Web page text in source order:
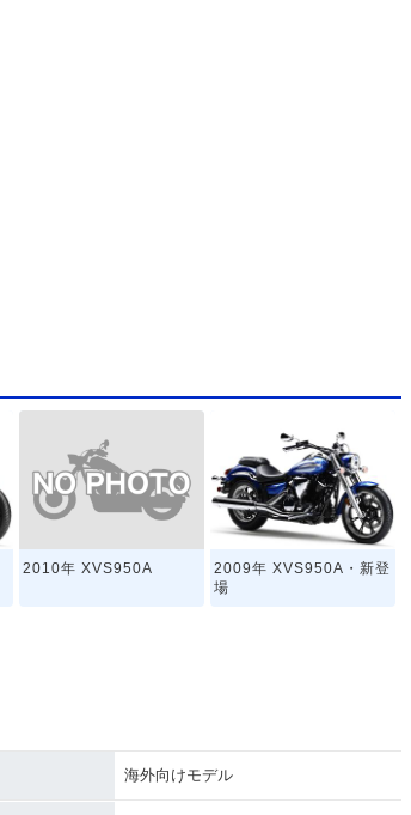
2010年 XVS950A
2009年 XVS950A・新登
場
海外向けモデル